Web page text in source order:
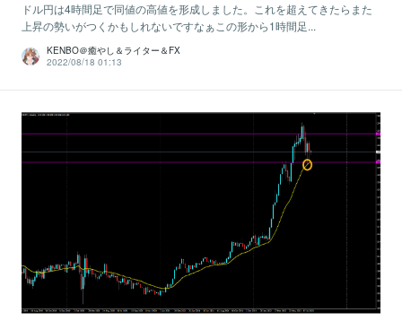
ドル円は4時間足で同値の高値を形成しました。これを超えてきたらまた
上昇の勢いがつくかもしれないですなぁこの形から1時間足...
KENBO＠癒やし＆ライター＆FX
2022/08/18 01:13